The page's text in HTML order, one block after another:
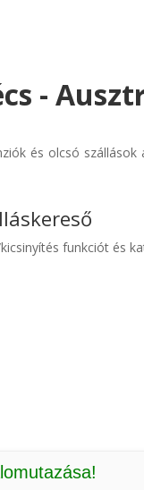
-
és olcsó
funkciót és